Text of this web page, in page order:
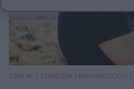
CÍMLAP / SZERELEM / PÁRKAPCSOLAT /